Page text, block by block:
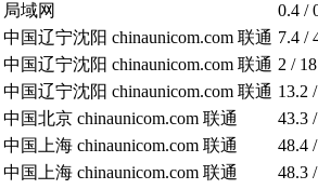
局域网
0.4 /
中国辽宁沈阳 chinaunicom.com 联通 7.4 /
中国辽宁沈阳 chinaunicom.com 联通 2 /
中国辽宁沈阳 chinaunicom.com 联通 13.2
中国北京 chinaunicom.com 联通
43.3
中国上海 chinaunicom.com 联通
48.4
中国上海 chinaunicom.com 联通 48.3